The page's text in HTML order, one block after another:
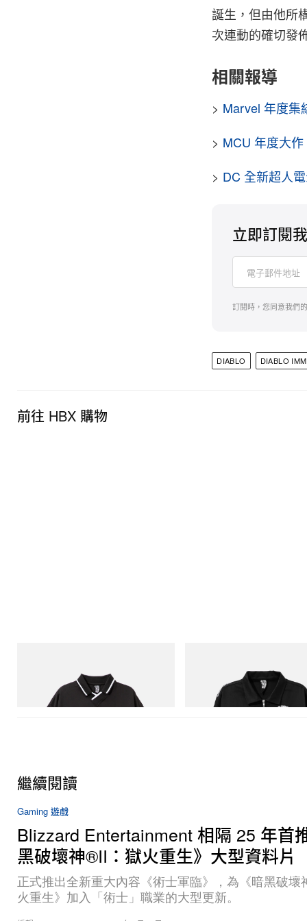
誕生，但由他所
次連動的確切發
相關報導
> Marvel 年度集
> MCU 年度大
> DC 全新超人
立即訂閱
訂閱時，您同意我們
DIABLO DIABLO
前往 HBX 購物
Billionaire Boys Club X Initial D
立即購入
繼續閱讀
Gaming 遊戲
Blizzard Entertainment 相隔 25 年首
黑破壞神®II：獄火重生》大型資料片
正式推出全新重大內容《術士軍臨》，為《暗黑破壞
火重生》加入「術士」職業的大型更新。